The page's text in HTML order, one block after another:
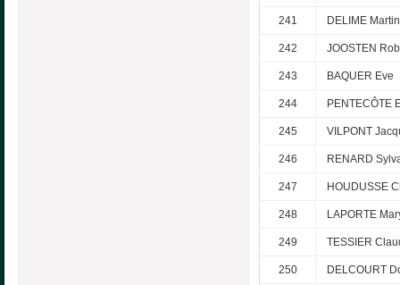
241 DELIME
242 JOOSTEN
243 BAQUER Eve
244 PENTECÔTE
245 VILPONT
246 RENARD
247 HOUDUSSE
248 LAPORTE
249 TESSIER
250 DELCOURT